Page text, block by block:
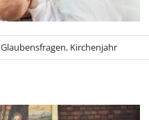
Glaubensfragen, Kirchenjahr